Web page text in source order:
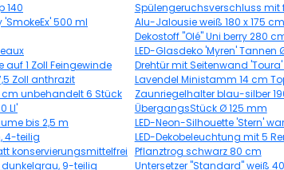
140 Spülengeruchsverschluss mit
500 ml
Alu-Jalousie weiß 180 x 175 cm
Dekostoff "Olé" Uni berry 280
LED-Glasdeko 'Myren' Tannen
1 Zoll Feingewinde
Drehtür mit Seitenwand
Zoll anthrazit
Lavendel Ministamm 14 cm
unbehandelt 6 Stück
Zaunriegelhalter blau-silber
LI'
ÜbergangsStück Ø 125 mm
bis 2,5 m
LED-Neon-Silhouette 'Stern'
4-teilig
LED-Dekobeleuchtung mit 5
konservierungsmittelfrei 2,5 lPflanztrog schwarz 80 cm
9-teilig
Untersetzer "Standard" weiß